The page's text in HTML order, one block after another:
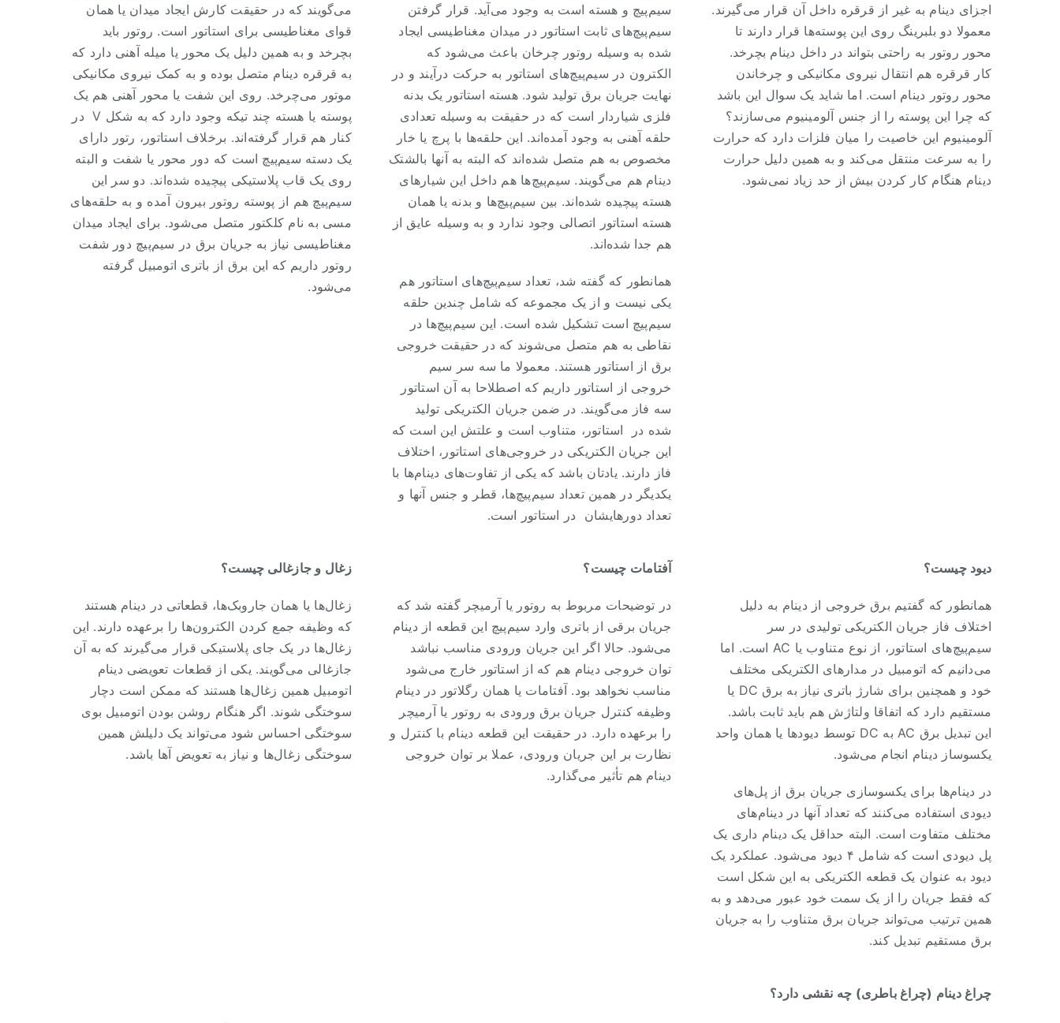
اجزای دینام به غیر از قرقره داخل آن قرار می‌گیرند.
معمولا دو بلبرینگ روی این پوسته‌ها قرار دارند تا
محور روتور به راحتی بتواند در داخل دینام بچرخد.
کار قرقره هم انتقال نیروی مکانیکی و چرخاندن
محور روتور دینام است. اما شاید یک سوال این باشد
که چرا این پوسته را از جنس آلومینیوم می‌سازند؟
آلومینیوم این خاصیت را میان فلزات دارد که حرارت
را به سرعت منتقل می‌کند و به همین دلیل حرارت
دینام هنگام کار کردن بیش از حد زیاد نمی‌شود.
سیم‌پیچ و هسته است به وجود می‌آید. قرار گرفتن
سیم‌پیچ‌های ثابت استاتور در میدان مغناطیسی ایجاد
شده به وسیله روتور چرخان باعث می‌شود که
الکترون در سیم‌پیچ‌های استاتور به حرکت درآیند و در
نهایت جریان برق تولید شود. هسته استاتور یک بدنه
فلزی شیاردار است که در حقیقت به وسیله تعدادی
حلقه آهنی به وجود آمده‌اند. این حلقه‌ها با پرچ یا خار
مخصوص به هم متصل شده‌اند که البته به آنها بالشتک
دینام هم می‌گویند. سیم‌پیچ‌ها هم داخل این شیارهای
هسته پیچیده شده‌اند. بین سیم‌پیچ‌ها و بدنه یا همان
هسته استاتور اتصالی وجود ندارد و به وسیله عایق از
هم جدا شده‌اند.
همانطور که گفته شد، تعداد سیم‌پیچ‌های استاتور هم
یکی نیست و از یک مجموعه که شامل چندین حلقه
سیم‌پیچ است تشکیل شده است. این سیم‌پیچ‌ها در
نقاطی به هم متصل می‌شوند که در حقیقت خروجی
برق از استاتور هستند. معمولا ما سه سر سیم
خروجی از استاتور داریم که اصطلاحا به آن استاتور
سه فاز می‌گویند. در ضمن جریان الکتریکی تولید
شده در استاتور، متناوب است و علتش این است که
این جریان الکتریکی در خروجی‌های استاتور، اختلاف
فاز دارند. یادتان باشد که یکی از تفاوت‌های دینام‌ها با
یکدیگر در همین تعداد سیم‌پیچ‌ها، قطر و جنس آنها و
تعداد دورهایشان در استاتور است.
می‌گویند که در حقیقت کارش ایجاد میدان یا همان
قوای مغناطیسی برای استاتور است. روتور باید
بچرخد و به همین دلیل یک محور یا میله آهنی دارد که
به قرقره دینام متصل بوده و به کمک نیروی مکانیکی
موتور می‌چرخد. روی این شفت یا محور آهنی هم یک
پوسته یا هسته چند تیکه وجود دارد که به شکل V در
کنار هم قرار گرفته‌اند. برخلاف استاتور، رتور دارای
یک دسته سیم‌پیچ است که دور محور یا شفت و البته
روی یک قاب پلاستیکی پیچیده شده‌اند. دو سر این
سیم‌پیچ هم از پوسته روتور بیرون آمده و به حلقه‌های
مسی به نام کلکتور متصل می‌شود. برای ایجاد میدان
مغناطیسی نیاز به جریان برق در سیم‌پیچ دور شفت
روتور داریم که این برق از باتری اتومبیل گرفته
می‌شود.
دیود چیست؟
همانطور که گفتیم برق خروجی از دینام به دلیل
اختلاف فاز جریان الکتریکی تولیدی در سر
سیم‌پیچ‌های استاتور، از نوع متناوب یا AC است. اما
می‌دانیم که اتومبیل‌ در مدارهای الکتریکی مختلف
خود و همچنین برای شارژ باتری نیاز به برق DC یا
مستقیم دارد که اتفاقا ولتاژش هم باید ثابت باشد.
این تبدیل برق ‌AC به DC توسط دیودها یا همان واحد
یکسوساز دینام انجام می‌شود.
در دینام‌ها برای یکسوسازی جریان برق از پل‌های
دیودی استفاده می‌کنند که تعداد آنها در دینام‌های
مختلف متفاوت است. البته حداقل یک دینام داری یک
پل دیودی است که شامل ۴ دیود می‌شود. عملکرد یک
دیود به عنوان یک قطعه الکتریکی به این شکل است
که فقط جریان را از یک سمت خود عبور می‌دهد و به
همین ترتیب می‌تواند جریان برق متناوب را به جریان
برق مستقیم تبدیل کند.
آفتامات چیست؟
در توضیحات مربوط به روتور یا آرمیچر گفته شد که
جریان برقی از باتری وارد سیم‌پیچ این قطعه از دینام
می‌شود. حالا اگر این جریان ورودی مناسب نباشد
توان خروجی دینام هم که از استاتور خارج می‌شود
مناسب نخواهد بود. آفتامات یا همان رگلاتور در دینام
وظیفه کنترل جریان برق ورودی به روتور یا آرمیچر
را برعهده دارد. در حقیقت این قطعه دینام با کنترل و
نظارت بر این جریان ورودی، عملا بر توان خروجی
دینام هم تأثیر می‌گذارد.
زغال و جازغالی چیست؟
زغال‌ها یا همان جاروبک‌ها، قطعاتی در دینام هستند
که وظیفه جمع کردن الکترون‌ها را برعهده دارند. این
زغال‌ها در یک جای پلاستیکی قرار می‌گیرند که به آن
جازغالی می‌گویند. یکی از قطعات تعویضی دینام
اتومبیل همین زغال‌ها هستند که ممکن است دچار
سوختگی شوند. اگر هنگام روشن بودن اتومبیل بوی
سوختگی احساس شود می‌تواند یک دلیلش همین
سوختگی زغال‌ها و نیاز به تعویض آها باشد.
چراغ دینام (چراغ باطری) چه نقشی دارد؟